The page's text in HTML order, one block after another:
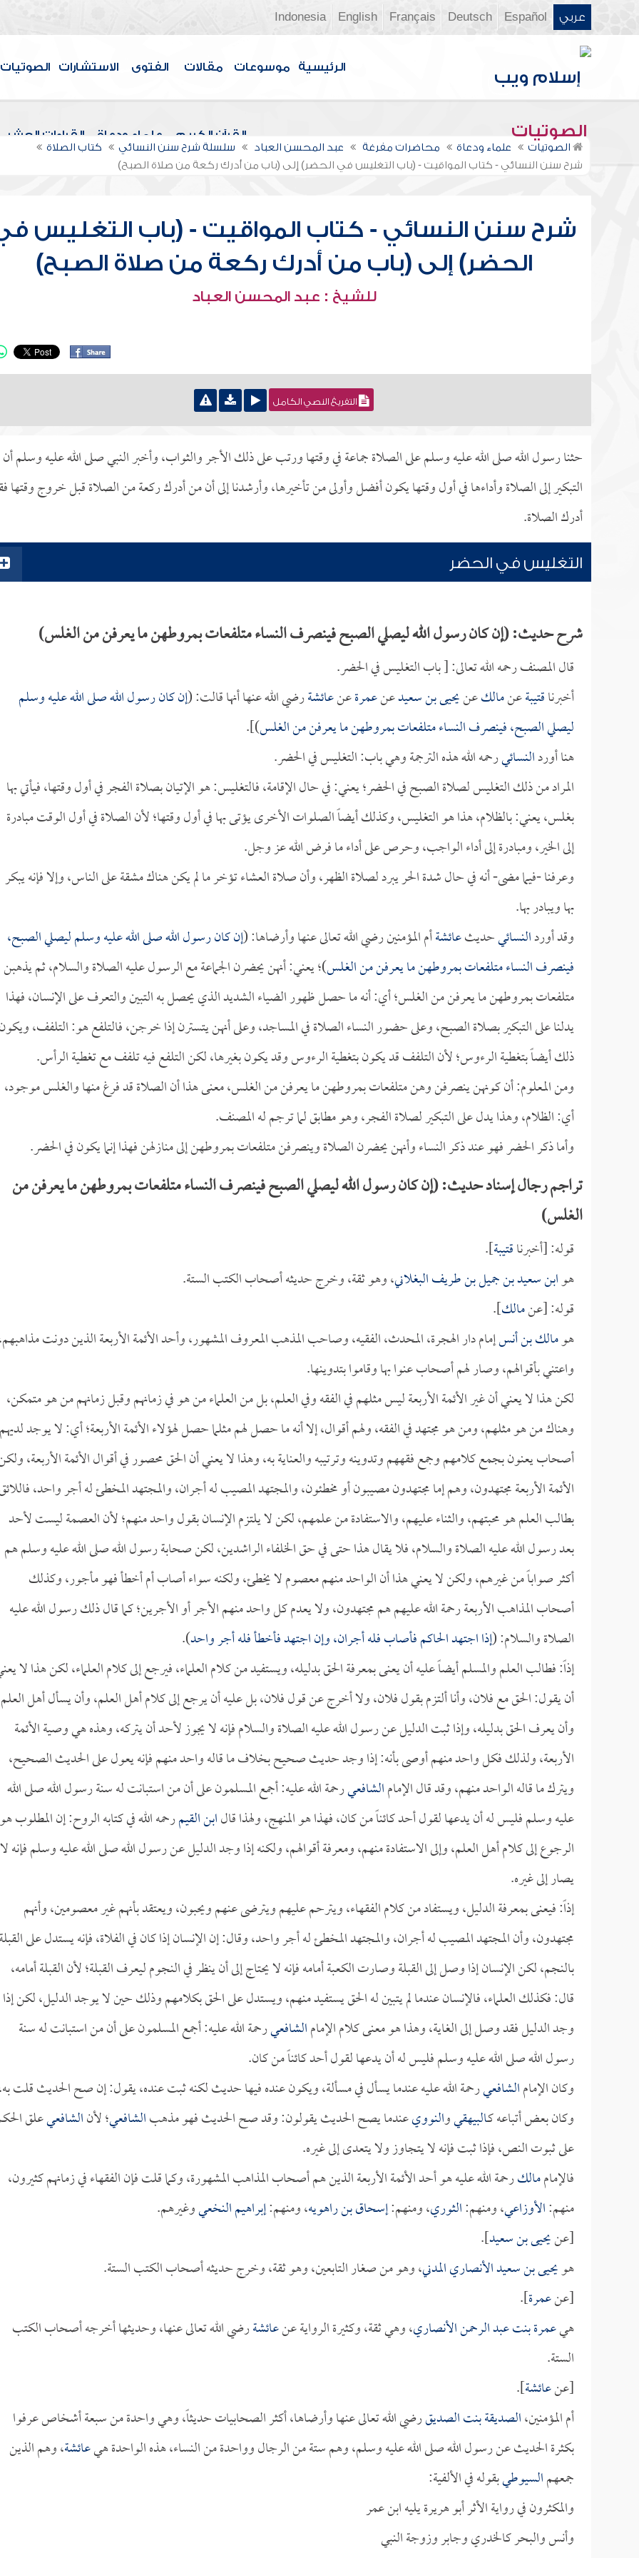
عربي Español
Deutsch
Français
English
Indonesia
الرئيسية موسوعات مقالات الفتوى الاستشارات الصوتيات
الصوتيات القرآن الكريم علماء ودعاة القراءات العشر
الصوتيات علماء ودعاة محاضرات مفرغة عبد المحسن العباد سلسلة شرح سنن النسائي
كتاب الصلاة
شرح سنن النسائي - كتاب المواقيت - (باب التغليس في الحضر) إلى (باب من أدرك ركعة من صلاة الصبح)
شرح سنن النسائي - كتاب المواقيت - (باب التغليس
الحضر) إلى (باب من أدرك ركعة من صلاة الصبح)
للشيخ : عبد المحسن العباد
التفريغ النصي الكامل
حثنا رسول الله صلى الله عليه وسلم على الصلاة جماعة في وقتها ورتب على ذلك الأجر والثواب، وأخبر النبي صلى الله عليه وسلم أن
التبكير إلى الصلاة وأداءها في أول وقتها يكون أفضل وأولى من تأخيرها، وأرشدنا إلى أن من أدرك ركعة من الصلاة قبل خروج وقتها
أدرك الصلاة.
التغليس في الحضر
شرح حديث: (إن كان رسول الله ليصلي الصبح فينصرف النساء متلفعات بمروطهن ما يعرفن من الغلس)
قال المصنف رحمه الله تعالى: [ باب التغليس في الحضر.
أخبرناقتيبةعنمالكعنيحيى بن سعيدعنعمرةعنعائشةرضي الله عنها أنها قالت: (إن كان رسول الله صلى الله عليه وسلم
ليصلي الصبح، فينصرف النساء متلفعات بمروطهن ما يعرفن من الغلس)].
هنا أوردالنسائيرحمه الله هذه الترجمة وهي باب: التغليس في الحضر.
المراد من ذلك التغليس لصلاة الصبح في الحضر؛ يعني: في حال الإقامة، فالتغليس: هو الإتيان بصلاة الفجر في أول وقتها، فيأتي بها
بغلس، يعني: بالظلام، هذا هو التغليس، وكذلك أيضاً الصلوات الأخرى يؤتى بها في أول وقتها؛ لأن الصلاة في أول الوقت مبادرة
إلى الخير، ومبادرة إلى أداء الواجب، وحرص على أداء ما فرض الله عز وجل.
وعرفنا -فيما مضى- أنه في حال شدة الحر يبرد لصلاة الظهر، وأن صلاة العشاء تؤخر ما لم يكن هناك مشقة على الناس، وإلا فإنه يبكر
بها ويبادر بها.
وقد أوردالنسائيحديثعائشةأم المؤمنين رضي الله تعالى عنها وأرضاها: (إن كان رسول الله صلى الله عليه وسلم ليصلي الصبح،
فينصرف النساء متلفعات بمروطهن ما يعرفن من الغلس)؛ يعني: أنهن يحضرن الجماعة مع الرسول عليه الصلاة والسلام، ثم يذهبن
متلفعات بمروطهن ما يعرفن من الغلس؛ أي: أنه ما حصل ظهور الضياء الشديد الذي يحصل به التبين والتعرف على الإنسان، فهذا
يدلنا على التبكير بصلاة الصبح، وعلى حضور النساء الصلاة في المساجد، وعلى أنهن يتسترن إذا خرجن، فالتلفع هو: التلفف،
ذلك أيضاً بتغطية الرءوس؛ لأن التلفف قد يكون بتغطية الرءوس وقد يكون بغيرها، لكن التلفع فيه تلفف مع تغطية الرأس.
ومن المعلوم: أن كونهن ينصرفن وهن متلفعات بمروطهن ما يعرفن من الغلس، معنى هذا أن الصلاة قد فرغ منها والغلس موجود،
أي: الظلام، وهذا يدل على التبكير لصلاة الفجر، وهو مطابق لما ترجم له المصنف.
وأما ذكر الحضر فهو عند ذكر النساء وأنهن يحضرن الصلاة وينصرفن متلفعات بمروطهن إلى منازلهن فهذا إنما يكون في الحضر.
تراجم رجال إسناد حديث: (إن كان رسول الله ليصلي الصبح فينصرف النساء متلفعات بمروطهن ما يعرفن من
الغلس)
قوله: [أخبرناقتيبة].
هوابن سعيد بن جميل بن طريف البغلاني، وهو ثقة، وخرج حديثه أصحاب الكتب الستة.
قوله: [عنمالك].
هومالك بن أنسإمام دار الهجرة، المحدث، الفقيه، وصاحب المذهب المعروف المشهور، وأحد الأئمة الأربعة الذين دونت
واعتني بأقوالهم، وصار لهم أصحاب عنوا بها وقاموا بتدوينها.
لكن هذا لا يعني أن غير الأئمة الأربعة ليس مثلهم في الفقه وفي العلم، بل من العلماء من هو في زمانهم وقبل زمانهم من هو متمكن،
وهناك من هو مثلهم، ومن هو مجتهد في الفقه، ولهم أقوال، إلا أنه ما حصل لهم مثلما حصل لهؤلاء الأئمة الأربعة؛ أي: لا يوجد
أصحاب يعنون بجمع كلامهم وجمع فقههم وتدوينه وترتيبه والعناية به، وهذا لا يعني أن الحق محصور في أقوال الأئمة الأربعة،
الأئمة الأربعة مجتهدون، وهم إما مجتهدون مصيبون أو مخطئون، والمجتهد المصيب له أجران، والمجتهد المخطئ له أجر واحد،
بطالب العلم هو محبتهم، والثناء عليهم، والاستفادة من علمهم، لكن لا يلتزم الإنسان بقول واحد منهم؛ لأن العصمة ليست لأحد
بعد رسول الله عليه الصلاة والسلام، فلا يقال هذا حتى في حق الخلفاء الراشدين، لكن صحابة رسول الله صلى الله عليه وسلم هم
أكثر صواباً من غيرهم، ولكن لا يعني هذا أن الواحد منهم معصوم لا يخطئ، ولكنه سواء أصاب أم أخطأ فهو مأجور، وكذلك
أصحاب المذاهب الأربعة رحمة الله عليهم هم مجتهدون، ولا يعدم كل واحد منهم الأجر أو الأجرين؛ كما قال ذلك رسول الله عليه
الصلاة والسلام: (إذا اجتهد الحاكم فأصاب فله أجران، وإن اجتهد فأخطأ فله أجر واحد).
إذاً: فطالب العلم والمسلم أيضاً عليه أن يعنى بمعرفة الحق بدليله، ويستفيد من كلام العلماء، فيرجع إلى كلام العلماء، لكن هذا لا
أن يقول: الحق مع فلان، وأنا ألتزم بقول فلان، ولا أخرج عن قول فلان، بل عليه أن يرجع إلى كلام أهل العلم، وأن يسأل أهل
وأن يعرف الحق بدليله، وإذا ثبت الدليل عن رسول الله عليه الصلاة والسلام فإنه لا يجوز لأحد أن يتركه، وهذه هي وصية الأئمة
الأربعة، ولذلك فكل واحد منهم أوصى بأنه: إذا وجد حديث صحيح بخلاف ما قاله واحد منهم فإنه يعول على الحديث الصحيح،
ويترك ما قاله الواحد منهم، وقد قال الإمامالشافعيرحمة الله عليه: أجمع المسلمون على أن من استبانت له سنة رسول الله صلى الله
عليه وسلم فليس له أن يدعها لقول أحد كائناً من كان، فهذا هو المنهج، ولهذا قالابن القيمرحمه الله في كتابه الروح: إن المطلوب
الرجوع إلى كلام أهل العلم، وإلى الاستفادة منهم، ومعرفة أقوالهم، ولكنه إذا وجد الدليل عن رسول الله صلى الله عليه وسلم فإنه لا
يصار إلى غيره.
إذاً: فيعنى بمعرفة الدليل، ويستفاد من كلام الفقهاء، ويترحم عليهم ويترضى عنهم ويحبون، ويعتقد بأنهم غير معصومين، وأنهم
مجتهدون، وأن المجتهد المصيب له أجران، والمجتهد المخطئ له أجر واحد، وقال: إن الإنسان إذا كان في الفلاة، فإنه يستدل على
بالنجم، لكن الإنسان إذا وصل إلى القبلة وصارت الكعبة أمامه فإنه لا يحتاج إلى أن ينظر في النجوم ليعرف القبلة؛ لأن القبلة أمامه،
قال: فكذلك العلماء، فالإنسان عندما لم يتبين له الحق يستفيد منهم، ويستدل على الحق بكلامهم وذلك حين لا يوجد الدليل، لكن إذا
وجد الدليل فقد وصل إلى الغاية، وهذا هو معنى كلام الإمامالشافعيرحمة الله عليه: أجمع المسلمون على أن من استبانت له سنة
رسول الله صلى الله عليه وسلم فليس له أن يدعها لقول أحد كائناً من كان.
وكان الإمامالشافعيرحمة الله عليه عندما يسأل في مسألة، ويكون عنده فيها حديث لكنه ثبت عنده، يقول: إن صح الحديث قلت
وكان بعض أتباعه كـالبيهقيوالنوويعندما يصح الحديث يقولون: وقد صح الحديث فهو مذهبالشافعي؛ لأنالشافعيعلق
على ثبوت النص، فإذا ثبت فإنه لا يتجاوز ولا يتعدى إلى غيره.
فالإماممالكرحمة الله عليه هو أحد الأئمة الأربعة الذين هم أصحاب المذاهب المشهورة، وكما قلت فإن الفقهاء في زمانهم كثيرون،
منهم:الأوزاعي، ومنهم:الثوري، ومنهم:إسحاق بن راهويه، ومنهم:إبراهيم النخعيوغيرهم.
[عنيحيى بن سعيد].
هويحيى بن سعيد الأنصاري المدني، وهو من صغار التابعين، وهو ثقة، وخرج حديثه أصحاب الكتب الستة.
[عنعمرة].
هيعمرة بنت عبد الرحمن الأنصاري، وهي ثقة، وكثيرة الرواية عنعائشةرضي الله تعالى عنها، وحديثها أخرجه أصحاب الكتب
الستة.
[عنعائشة].
أم المؤمنين،الصديقة بنت الصديقرضي الله تعالى عنها وأرضاها، أكثر الصحابيات حديثاً، وهي واحدة من سبعة أشخاص عرفوا
بكثرة الحديث عن رسول الله صلى الله عليه وسلم، وهم ستة من الرجال وواحدة من النساء، هذه الواحدة هيعائشة، وهم الذين
جمعهمالسيوطيبقوله في الألفية:
والمكثرون في رواية الأثر أبو هريرة يليه ابن عمر
وأنس والبحر كالخدري وجابر وزوجة النبي